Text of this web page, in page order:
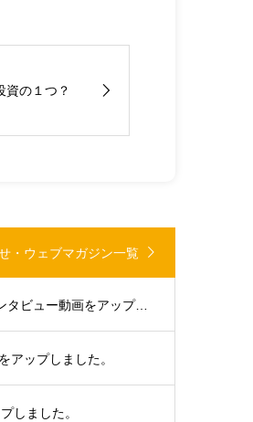
資の１つ？
・ウェブマガジン一覧
大分支部代表・浜田さん、副代表・田口さん インタビュー動画をアップしました。
ップしました。
しました。